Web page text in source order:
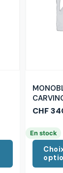
CHF
En stock